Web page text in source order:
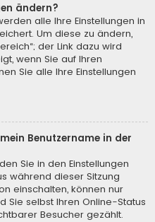
ändern?
alle Ihre Einstellungen in
Um diese zu ändern,
der Link dazu wird
wenn Sie auf Ihren
Sie alle Ihre Einstellungen
Benutzername in der
Sie in den Einstellungen
während dieser Sitzung
einschalten, können nur
Sie selbst Ihren Online-Status
Besucher gezählt.